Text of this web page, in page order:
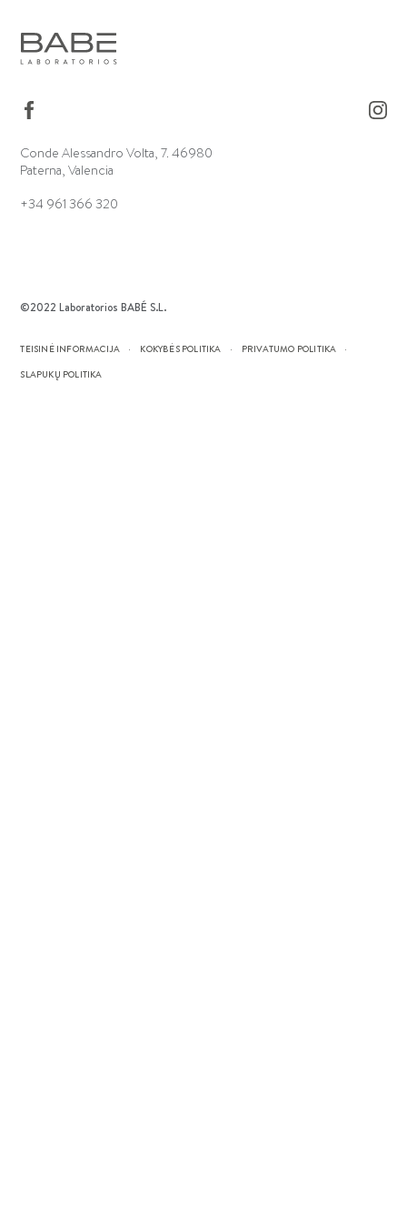
Conde Alessandro Volta, 7. 46980
Paterna, Valencia
+34 961 366 320
©2022 Laboratorios BABÉ S.L.
TEISINĖ INFORMACIJA KOKYBĖS POLITIKA
PRIVATUMO POLITIKA
SLAPUKŲ POLITIKA